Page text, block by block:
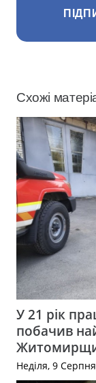
Схожі
У 21 рік
побачив
Неділя, 9